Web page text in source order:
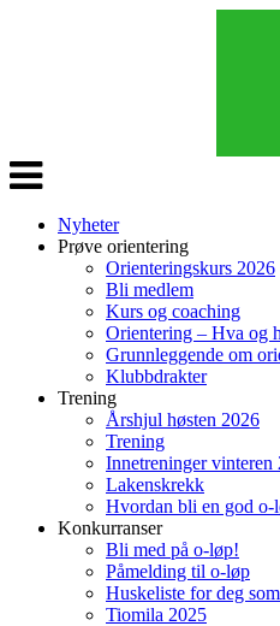
Veksle
navigasjon
Nyheter
Prøve orientering
Orienteringskurs 2026
Bli medlem
Kurs og coaching
Orientering – Hva og
Grunnleggende om
Klubbdrakter
Trening
Årshjul høsten 2026
Trening
Innetreninger vinteren
Lakenskrekk
Hvordan bli en god o-
Konkurranser
Bli med på o-løp!
Påmelding til o-løp
Huskeliste for deg
Tiomila 2025